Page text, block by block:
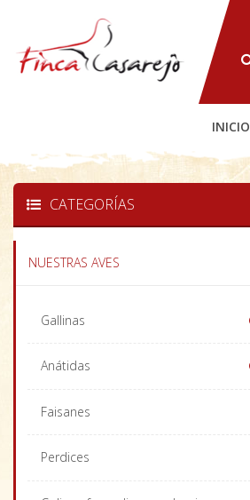
INICIO
CATEGORÍAS
NUESTRAS AVES
Gallinas
Anátidas
Faisanes
Perdices